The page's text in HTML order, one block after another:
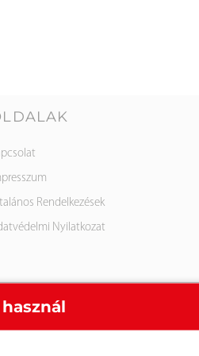
Rendelkezések
Nyilatkozat